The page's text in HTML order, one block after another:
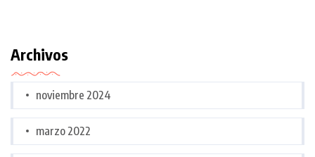
Archivos
noviembre 2024
marzo 2022